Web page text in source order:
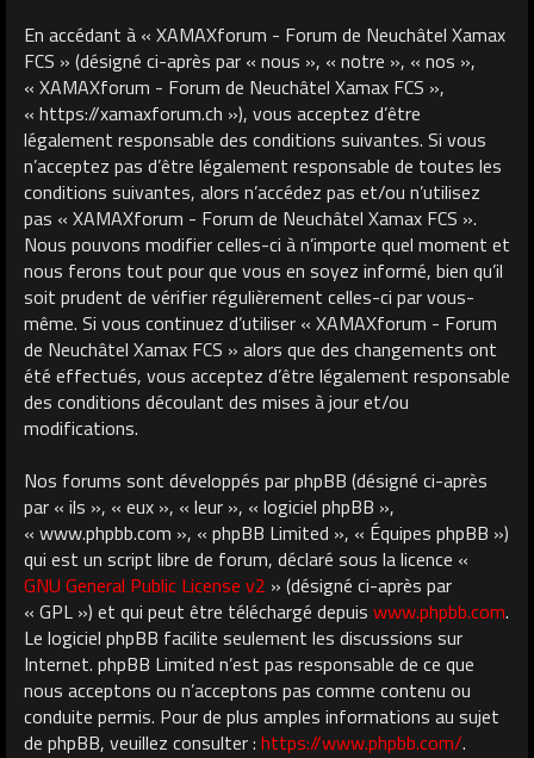
En accédant à « XAMAXforum - Forum de Neuchâtel Xamax
FCS » (désigné ci-après par « nous », « notre », « nos »,
« XAMAXforum - Forum de Neuchâtel Xamax FCS »,
« https://xamaxforum.ch »), vous acceptez d’être
légalement responsable des conditions suivantes. Si vous
n’acceptez pas d’être légalement responsable de toutes les
conditions suivantes, alors n’accédez pas et/ou n’utilisez
pas « XAMAXforum - Forum de Neuchâtel Xamax FCS ».
Nous pouvons modifier celles-ci à n’importe quel moment et
nous ferons tout pour que vous en soyez informé, bien qu’il
soit prudent de vérifier régulièrement celles-ci par vous-
même. Si vous continuez d’utiliser « XAMAXforum - Forum
de Neuchâtel Xamax FCS » alors que des changements ont
été effectués, vous acceptez d’être légalement responsable
des conditions découlant des mises à jour et/ou
modifications.
Nos forums sont développés par phpBB (désigné ci-après
par « ils », « eux », « leur », « logiciel phpBB »,
« www.phpbb.com », « phpBB Limited », « Équipes phpBB »)
qui est un script libre de forum, déclaré sous la licence «
GNU General Public License v2 » (désigné ci-après par
« GPL ») et qui peut être téléchargé depuis www.phpbb.com.
Le logiciel phpBB facilite seulement les discussions sur
Internet. phpBB Limited n’est pas responsable de ce que
nous acceptons ou n’acceptons pas comme contenu ou
conduite permis. Pour de plus amples informations au sujet
de phpBB, veuillez consulter : https://www.phpbb.com/.